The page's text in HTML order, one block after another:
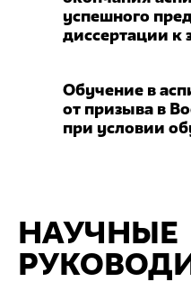
успешного
диссертации к
Обучение в
от призыва в
при условии
НАУЧНЫЕ